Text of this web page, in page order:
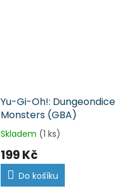
Yu-Gi-Oh!: Dungeondice
Monsters (GBA)
Skladem (1 ks)
199 Kč
Do košíku